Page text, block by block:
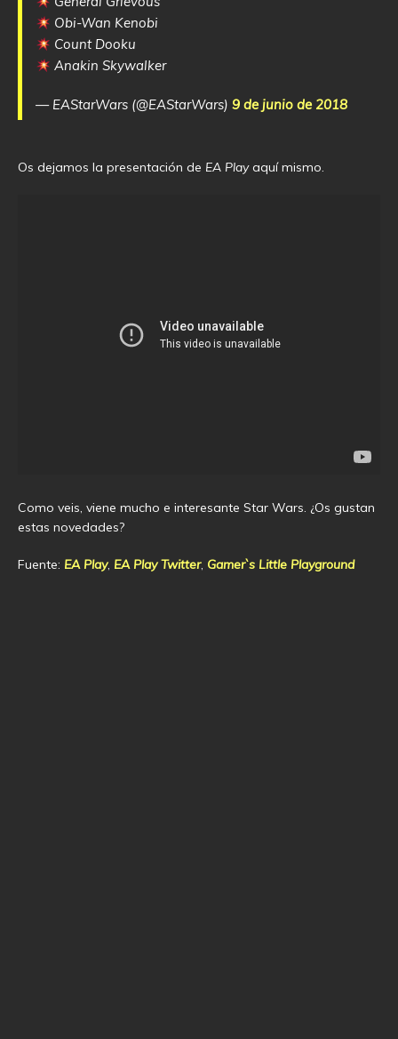
Obi-Wan Kenobi
Count Dooku
Anakin Skywalker
— EAStarWars (@EAStarWars) 9 de junio de 2018
Os dejamos la presentación de EA Playaquí mismo.
Como veis, viene mucho e interesante Star Wars. ¿Os gustan
estas novedades?
Fuente: EA Play, EA Play Twitter, Gamer`s Little Playground